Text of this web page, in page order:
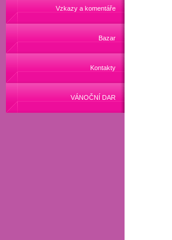
Vzkazy a komentáře
Bazar
Kontakty
VÁNOČNÍ DAR